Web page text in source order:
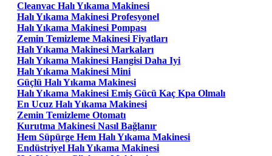
Cleanvac Halı Yıkama Makinesi
Halı Yıkama Makinesi Profesyonel
Halı Yıkama Makinesi Pompası
Zemin Temizleme Makinesi Fiyatları
Halı Yıkama Makinesi Markaları
Halı Yıkama Makinesi Hangisi Daha Iyi
Halı Yıkama Makinesi Mini
Güçlü Halı Yıkama Makinesi
Halı Yıkama Makinesi Emiş Gücü Kaç Kpa Olmalı
En Ucuz Halı Yıkama Makinesi
Zemin Temizleme Otomatı
Kurutma Makinesi Nasıl Bağlanır
Hem Süpürge Hem Halı Yıkama Makinesi
Endüstriyel Halı Yıkama Makinesi